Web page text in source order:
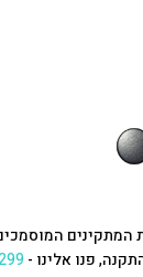
המתקינים
פנו אלינו -